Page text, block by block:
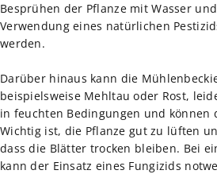
Besprühen der Pflanze mit Wasser
Verwendung eines natürlichen
werden.
Darüber hinaus kann die
beispielsweise Mehltau oder Rost,
in feuchten Bedingungen und können
Wichtig ist, die Pflanze gut zu lüften
dass die Blätter trocken bleiben. Bei
kann der Einsatz eines Fungizids